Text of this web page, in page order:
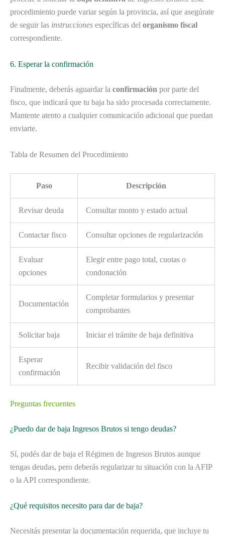
procedimiento puede variar según la provincia, así que asegúrate
de seguir las instrucciones específicas del organismo fiscal
correspondiente.
6. Esperar la confirmación
Finalmente, deberás aguardar la confirmación por parte del
fisco, que indicará que tu baja ha sido procesada correctamente.
Mantente atento a cualquier comunicación adicional que puedan
enviarte.
Tabla de Resumen del Procedimiento
Paso Descripción
Revisar deuda Consultar monto y estado actual
Contactar fisco Consultar opciones de regularización
Evaluar
opciones
Elegir entre pago total, cuotas o
condonación
Documentación
Completar formularios y presentar
comprobantes
Solicitar baja Iniciar el trámite de baja definitiva
Esperar
confirmación
Recibir validación del fisco
Preguntas frecuentes
¿Puedo dar de baja Ingresos Brutos si tengo deudas?
Sí, podés dar de baja el Régimen de Ingresos Brutos aunque
tengas deudas, pero deberás regularizar tu situación con la AFIP
o la API correspondiente.
¿Qué requisitos necesito para dar de baja?
Necesitás presentar la documentación requerida, que incluye tu